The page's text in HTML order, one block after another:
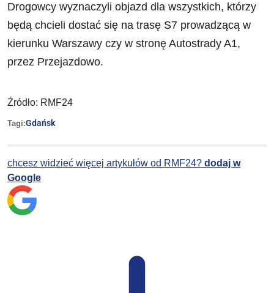
Drogowcy wyznaczyli objazd dla wszystkich, którzy
będą chcieli dostać się na trasę S7 prowadzącą w
kierunku Warszawy czy w stronę Autostrady A1,
przez Przejazdowo.
Źródło: RMF24
Tagi:Gdańsk
chcesz widzieć więcej artykułów od RMF24? dodaj w
Google